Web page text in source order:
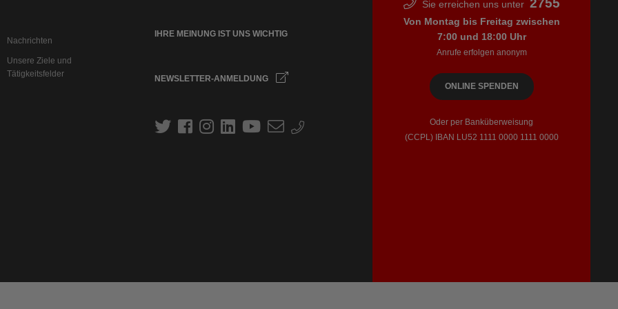
Nachrichten
Unsere Ziele und
Tätigkeitsfelder
IHRE MEINUNG IST UNS WICHTIG
NEWSLETTER-ANMELDUNG
Sie erreichen uns unter 2755
Von Montag bis Freitag zwischen
7:00 und 18:00 Uhr
Anrufe erfolgen anonym
ONLINE SPENDEN
Oder per Banküberweisung
(CCPL) IBAN LU52​ 1111​ 0000​ 1111​ 0000